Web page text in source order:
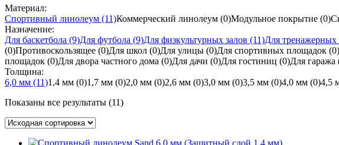
Материал:
Спортивный линолеум (11)Коммерческий линолеум (0)Модульное покрытие (0)
Назначение:
Для баскетбола (9)Для футбола (9)Для физкультурных залов (11)Для тренажерных
(0)Противоскользящее (0)Для школ (0)Для улицы (0)Для спортивных площадок (0)
площадок (0)Для двора частного дома (0)Для дачи (0)Для гостиниц (0)Для гаража
Толщина:
6,0 мм (11)1,4 мм (0)1,7 мм (0)2,0 мм (0)2,6 мм (0)3,0 мм (0)3,5 мм (0)4,0 мм (0)4,5
Показаны все результаты (11)